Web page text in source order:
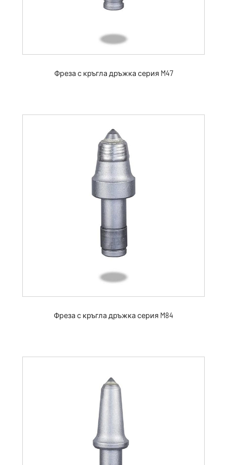
Фреза с кръгла дръжка серия M47
Фреза с кръгла дръжка серия M84